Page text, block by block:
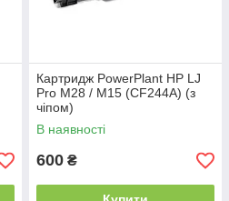
Картридж PowerPlant HP LJ
Pro M28 / M15 (CF244A) (з
чіпом)
В наявності
600 ₴